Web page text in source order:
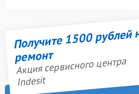
Получите 1500 рублей
ремонт
Акция сервисного центра
Indesit